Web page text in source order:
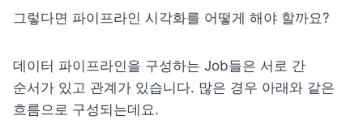
그렇다면 파이프라인 시각화를 어떻게 해야 할까요?
데이터 파이프라인을 구성하는 Job들은 서로 간
순서가 있고 관계가 있습니다. 많은 경우 아래와 같은
흐름으로 구성되는데요.